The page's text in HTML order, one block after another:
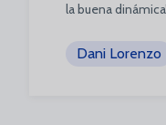
la buena
Dani Lorenzo